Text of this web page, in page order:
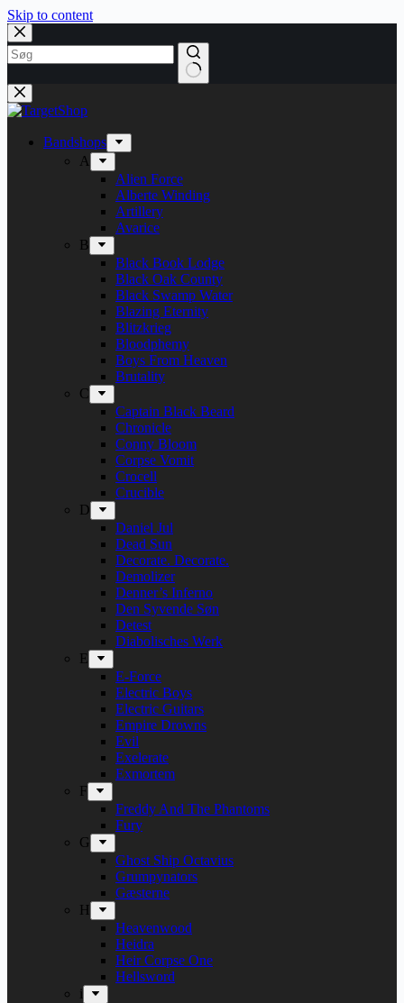
Skip to content
Bandshops
A
Alien Force
Alberte Winding
Artillery
Avarice
B
Black Book Lodge
Black Oak County
Black Swamp Water
Blazing Eternity
Blitzkrieg
Bloodphemy
Boys From Heaven
Brutality
C
Captain Black Beard
Chronicle
Conny Bloom
Corpse Vomit
Crocell
Crucible
D
Daniel Jul
Dead Sun
Decorate. Decorate.
Demolizer
Denner’s Inferno
Den Syvende Søn
Detest
Diabolisches Werk
E
E-Force
Electric Boys
Electric Guitars
Empire Drowns
Evil
Exelerate
Exmortem
F
Freddy And The Phantoms
Fury
G
Ghost Ship Octavius
Grumpynators
Gæsterne
H
Heavenwood
Heidra
Heir Corpse One
Hellsword
i